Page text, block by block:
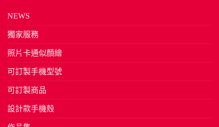
NEWS
獨家服務
照片卡通似顏繪
可訂製手機型號
可訂製商品
設計款手機殼